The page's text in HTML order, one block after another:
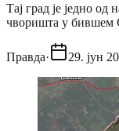
Tај град je једно од
чворишта у
Правда· 29. јун